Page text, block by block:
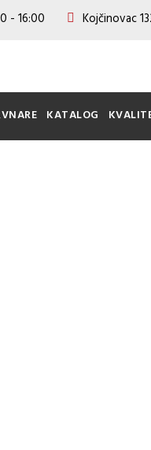
- 16:00 Kojčinovac
KATALOG